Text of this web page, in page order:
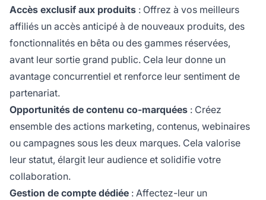
Accès exclusif aux produits : Offrez à vos meilleurs
affiliés un accès anticipé à de nouveaux produits, des
fonctionnalités en bêta ou des gammes réservées,
avant leur sortie grand public. Cela leur donne un
avantage concurrentiel et renforce leur sentiment de
partenariat.
Opportunités de contenu co-marquées : Créez
ensemble des actions marketing, contenus, webinaires
ou campagnes sous les deux marques. Cela valorise
leur statut, élargit leur audience et solidifie votre
collaboration.
Gestion de compte dédiée : Affectez-leur un